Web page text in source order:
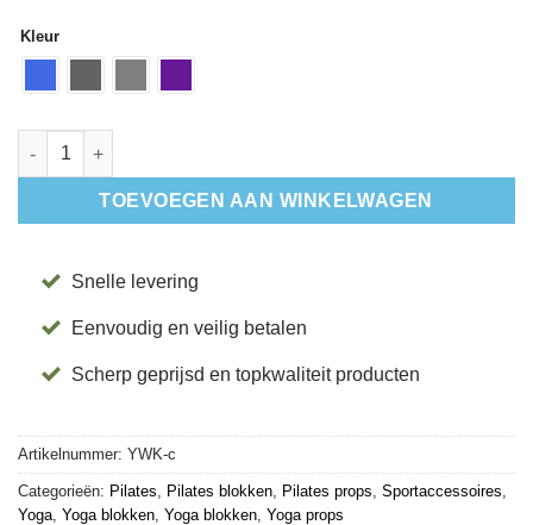
Kleur
Wig - Kunststof aantal
TOEVOEGEN AAN WINKELWAGEN
Snelle levering
Eenvoudig en veilig betalen
Scherp geprijsd en topkwaliteit producten
Artikelnummer: YWK-c
Categorieën: Pilates Pilates blokken Pilates props Sportaccessoires
Yoga Yoga blokken Yoga blokken Yoga props